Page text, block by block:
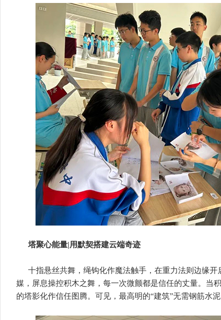
塔聚心能量|用默契搭建云端奇迹
十指悬丝共舞，绳钩化作魔法触手，在重力法则边缘
媒，屏息操控积木之舞，每一次微颤都是信任的丈量。当
的塔影化作信任图腾。可见，最高明的“建筑”无需钢筋水